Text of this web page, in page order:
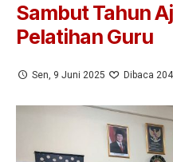
Sejarah
Struktur Organisasi
Sarana dan Prasarana
Ekstrakurikuler
SCC
KIR
ELITE
E-learning
Guru dan Karyawan
Sambut Tahun
Pelatihan Guru
Sen, 9 Juni 2025 Dibaca